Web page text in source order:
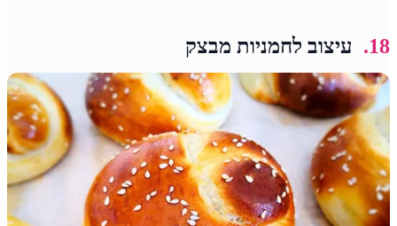
18. עיצוב לחמניות מבצק